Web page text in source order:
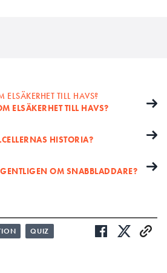
HISTORIA?
Läs E-tidningen